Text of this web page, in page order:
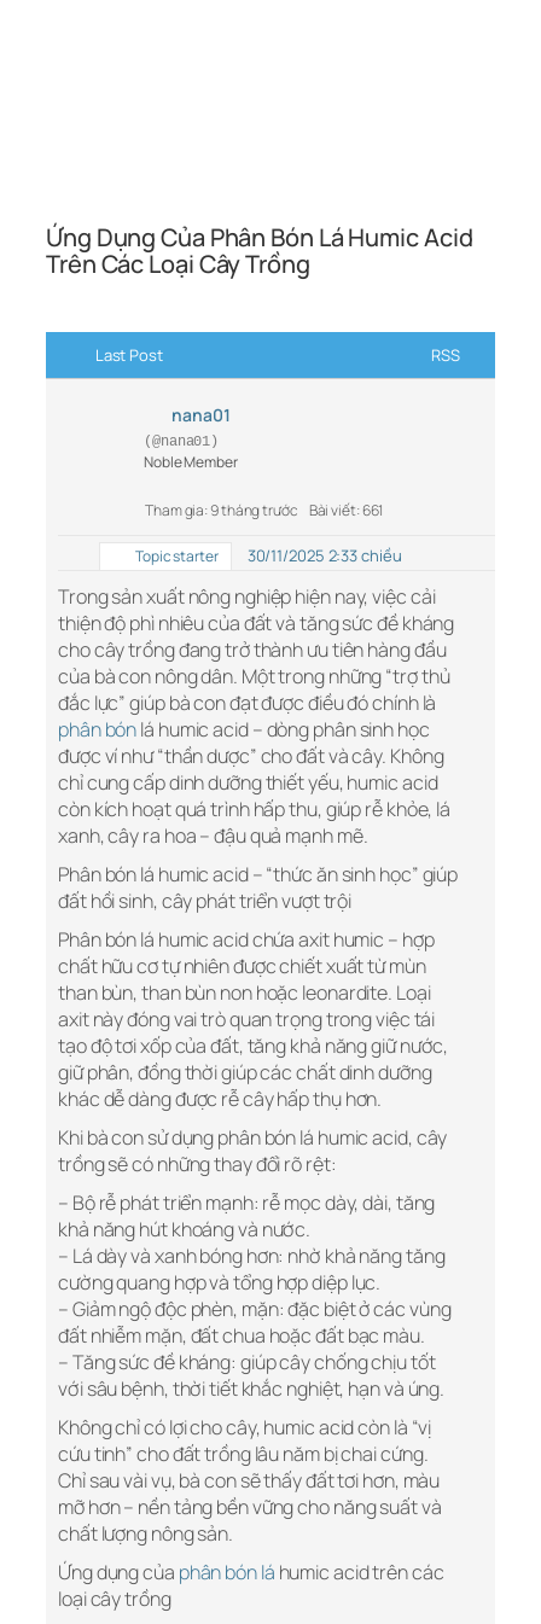
Ứng Dụng Của Phân Bón Lá Humic Acid
Trên Các Loại Cây Trồng
Last Post RSS
nana01
(@nana01)
Noble Member
Tham gia: 9 tháng trước Bài viết: 661
Topic starter 30/11/2025 2:33 chiều
Trong sản xuất nông nghiệp hiện nay, việc cải
thiện độ phì nhiêu của đất và tăng sức đề kháng
cho cây trồng đang trở thành ưu tiên hàng đầu
của bà con nông dân. Một trong những “trợ thủ
đắc lực” giúp bà con đạt được điều đó chính là
phân bónlá humic acid – dòng phân sinh học
được ví như “thần dược” cho đất và cây. Không
chỉ cung cấp dinh dưỡng thiết yếu, humic acid
còn kích hoạt quá trình hấp thu, giúp rễ khỏe, lá
xanh, cây ra hoa – đậu quả mạnh mẽ.
Phân bón lá humic acid – “thức ăn sinh học” giúp
đất hồi sinh, cây phát triển vượt trội
Phân bón lá humic acid chứa axit humic – hợp
chất hữu cơ tự nhiên được chiết xuất từ mùn
than bùn, than bùn non hoặc leonardite. Loại
axit này đóng vai trò quan trọng trong việc tái
tạo độ tơi xốp của đất, tăng khả năng giữ nước,
giữ phân, đồng thời giúp các chất dinh dưỡng
khác dễ dàng được rễ cây hấp thụ hơn.
Khi bà con sử dụng phân bón lá humic acid, cây
trồng sẽ có những thay đổi rõ rệt:
– Bộ rễ phát triển mạnh: rễ mọc dày, dài, tăng
khả năng hút khoáng và nước.
– Lá dày và xanh bóng hơn: nhờ khả năng tăng
cường quang hợp và tổng hợp diệp lục.
– Giảm ngộ độc phèn, mặn: đặc biệt ở các vùng
đất nhiễm mặn, đất chua hoặc đất bạc màu.
– Tăng sức đề kháng: giúp cây chống chịu tốt
với sâu bệnh, thời tiết khắc nghiệt, hạn và úng.
Không chỉ có lợi cho cây, humic acid còn là “vị
cứu tinh” cho đất trồng lâu năm bị chai cứng.
Chỉ sau vài vụ, bà con sẽ thấy đất tơi hơn, màu
mỡ hơn – nền tảng bền vững cho năng suất và
chất lượng nông sản.
Ứng dụng của phân bón lá humic acid trên các
loại cây trồng